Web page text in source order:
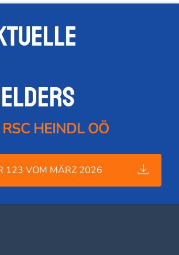
HEINDL OÖ
123 VOM MÄRZ 2026